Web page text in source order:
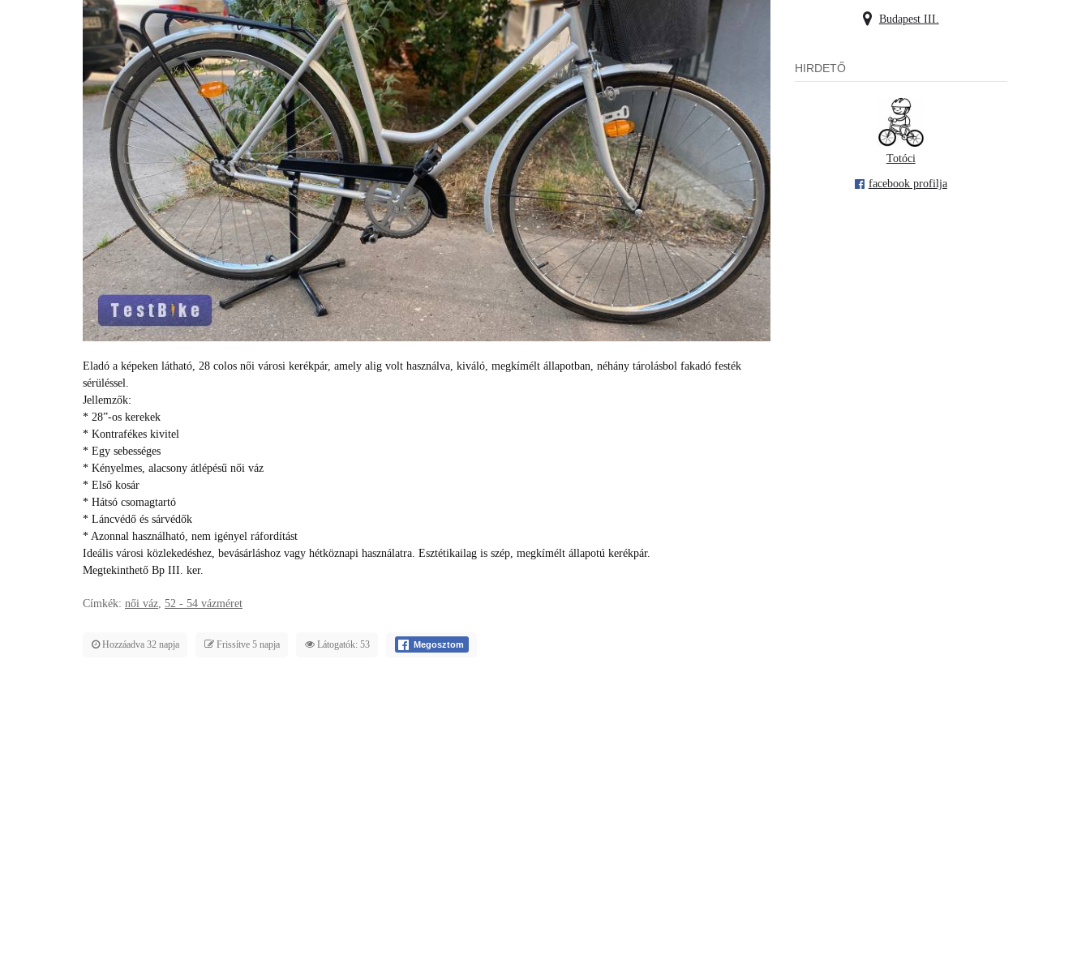
Eladó a képeken látható, 28 colos női városi kerékpár, amely alig volt használva, kiváló, megkímélt állapotban, néhány tárolásbol fakadó festék
sérüléssel.
Jellemzők:
* 28”-os kerekek
* Kontrafékes kivitel
* Egy sebességes
* Kényelmes, alacsony átlépésű női váz
* Első kosár
* Hátsó csomagtartó
* Láncvédő és sárvédők
* Azonnal használható, nem igényel ráfordítást
Ideális városi közlekedéshez, bevásárláshoz vagy hétköznapi használatra. Esztétikailag is szép, megkímélt állapotú kerékpár.
Megtekinthető Bp III. ker.
Címkék: női váz, 52 - 54 vázméret
Hozzáadva 32 napja Frissítve 5 napja Látogatók: 53 Megosztom
Budapest III.
HIRDETŐ
Totóci
facebook profilja